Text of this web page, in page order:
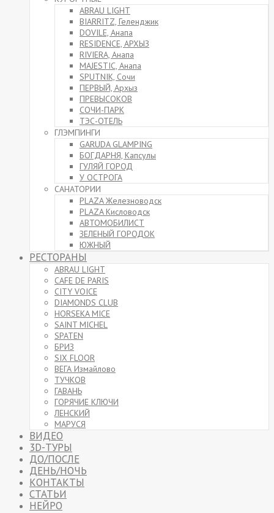
ABRAU LIGHT
BIARRITZ, Геленджик
DOVILE, Анапа
RESIDENCE, АРХЫЗ
RIVIERA, Анапа
MAJESTIC, Анапа
SPUTNIK, Сочи
ПЕРВЫЙ, Архыз
ПРЕВЫСОКОВ
СОЧИ-ПАРК
ТЭС-ОТЕЛЬ
ГЛЭМПИНГИ
GARUDA GLAMPING
БОГДАРНЯ, Капсулы
ГУЛЯЙ ГОРОД
У ОСТРОГА
САНАТОРИИ
PLAZA Железноводск
PLAZA Кисловодск
АВТОМОБИЛИСТ
ЗЕЛЕНЫЙ ГОРОДОК
ЮЖНЫЙ
РЕСТОРАНЫ
ABRAU LIGHT
CAFE DE PARIS
CITY VOICE
DIAMONDS CLUB
HORSEKA MICE
SAINT MICHEL
SPATEN
БРИЗ
SIX FLOOR
ВЕГА Измайлово
ТУЧКОВ
ГАВАНЬ
ГОРЯЧИЕ КЛЮЧИ
ЛЕНСКИЙ
МАРУСЯ
ВИДЕО
3D-ТУРЫ
ДО/ПОСЛЕ
ДЕНЬ/НОЧЬ
КОНТАКТЫ
СТАТЬИ
НЕЙРО